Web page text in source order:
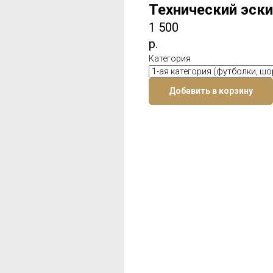
Технический
1 500
р.
Категория
Добавить в корзину